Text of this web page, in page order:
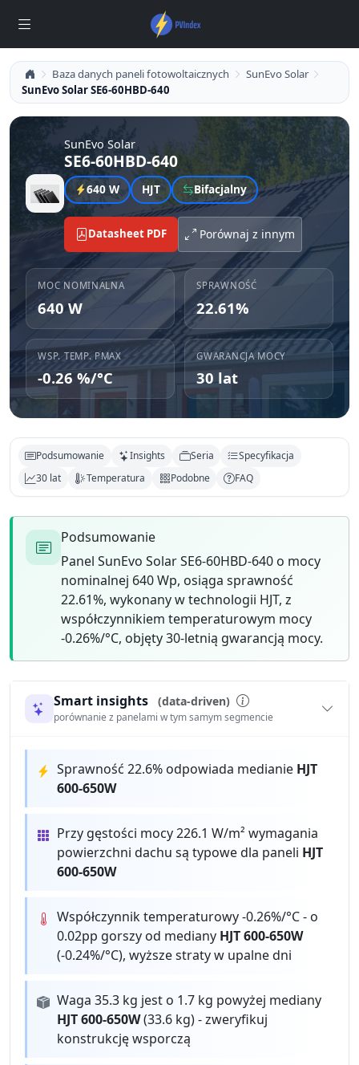
Baza danych paneli fotowoltaicznych
SunEvo Solar
SunEvo Solar SE6-60HBD-640
SunEvo Solar
SE6-60HBD-640
640 W HJT Bifacjalny
Datasheet PDF Porównaj z innym
MOC NOMINALNA
640 W
SPRAWNOŚĆ
22.61%
WSP. TEMP. PMAX
-0.26 %/°C
GWARANCJA MOCY
30 lat
Podsumowanie Insights Seria
Specyfikacja
30 lat
Temperatura Podobne FAQ
Podsumowanie
Panel SunEvo Solar SE6-60HBD-640 o mocy
nominalnej 640 Wp, osiąga sprawność
22.61%, wykonany w technologii HJT, z
współczynnikiem temperaturowym mocy
-0.26%/°C, objęty 30-letnią gwarancją mocy.
Smart insights (data-driven)
porównanie z panelami w tym samym segmencie
Sprawność 22.6% odpowiada medianie HJT
600-650W
Przy gęstości mocy 226.1 W/m² wymagania
powierzchni dachu są typowe dla paneli HJT
600-650W
Współczynnik temperaturowy -0.26%/°C - o
0.02pp gorszy od mediany HJT 600-650W
(-0.24%/°C), wyższe straty w upalne dni
Waga 35.3 kg jest o 1.7 kg powyżej mediany
HJT 600-650W(33.6 kg) - zweryfikuj
konstrukcję wsporczą